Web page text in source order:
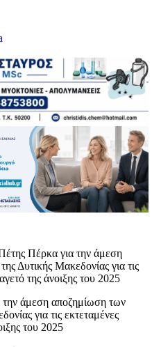
Πέρκα για την άμεση
Δυτικής Μακεδονίας για τις
της άνοιξης του 2025